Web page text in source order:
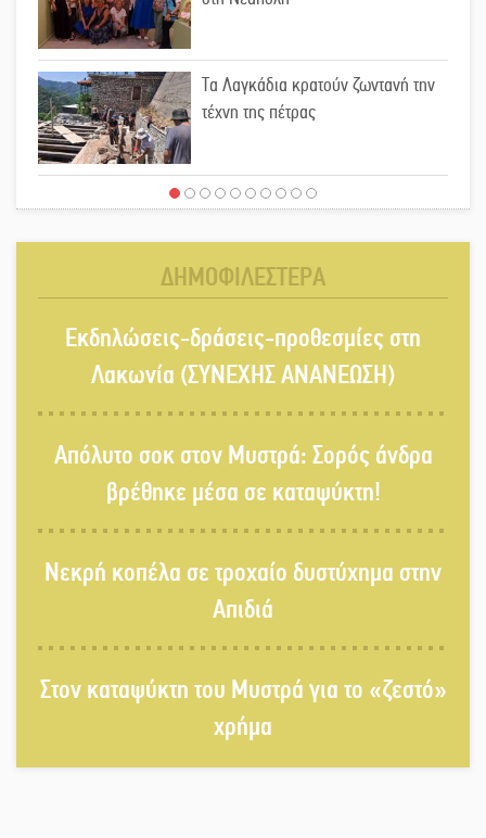
Τα Λαγκάδια κρατούν ζωντανή την
τέχνη της πέτρας
Στους ρυθμούς της Ελεωνόρας
δίνει «χρώμα» στον Αύγουστο του
Λαχίου
ξεσκέπασε η Αστυνομία
αυγουστιάτικη πανσέληνο της
Μονεμβασιάς
Στο Γύθειο η Άντζελα Γκερέκου
ΔΗΜΟΦΙΛΕΣΤΕΡΑ
Εκδηλώσεις-δράσεις-προθεσμίες στη
Λακωνία (ΣΥΝΕΧΗΣ ΑΝΑΝΕΩΣΗ)
Απόλυτο σοκ στον Μυστρά: Σορός άνδρα
βρέθηκε μέσα σε καταψύκτη!
Νεκρή κοπέλα σε τροχαίο δυστύχημα στην
Απιδιά
Στον καταψύκτη του Μυστρά για το «ζεστό»
χρήμα